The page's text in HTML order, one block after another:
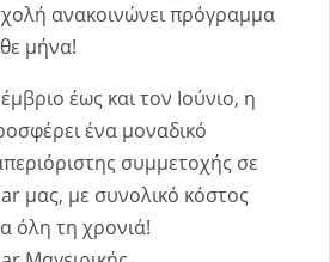
ανακοινώνει πρόγραμμα
μήνα!
έως και τον Ιούνιο, η
ένα μοναδικό
συμμετοχής σε
μας, με συνολικό κόστος
όλη τη χρονιά!